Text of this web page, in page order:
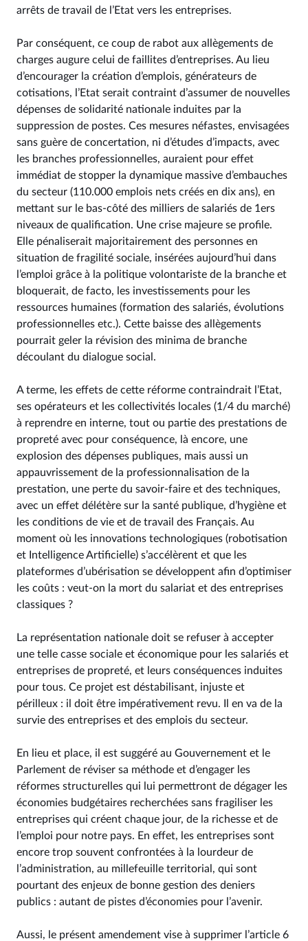
arrêts de travail de l’Etat vers les entreprises.
Par conséquent, ce coup de rabot aux allègements de
charges augure celui de faillites d’entreprises. Au lieu
d’encourager la création d’emplois, générateurs de
cotisations, l’Etat serait contraint d’assumer de nouvelles
dépenses de solidarité nationale induites par la
suppression de postes. Ces mesures néfastes, envisagées
sans guère de concertation, ni d’études d’impacts, avec
les branches professionnelles, auraient pour effet
immédiat de stopper la dynamique massive d’embauches
du secteur (110.000 emplois nets créés en dix ans), en
mettant sur le bas-côté des milliers de salariés de 1ers
niveaux de qualification. Une crise majeure se profile.
Elle pénaliserait majoritairement des personnes en
situation de fragilité sociale, insérées aujourd’hui dans
l’emploi grâce à la politique volontariste de la branche et
bloquerait, de facto, les investissements pour les
ressources humaines (formation des salariés, évolutions
professionnelles etc.). Cette baisse des allègements
pourrait geler la révision des minima de branche
découlant du dialogue social.
A terme, les effets de cette réforme contraindrait l’Etat,
ses opérateurs et les collectivités locales (1/4 du marché)
à reprendre en interne, tout ou partie des prestations de
propreté avec pour conséquence, là encore, une
explosion des dépenses publiques, mais aussi un
appauvrissement de la professionnalisation de la
prestation, une perte du savoir-faire et des techniques,
avec un effet délétère sur la santé publique, d’hygiène et
les conditions de vie et de travail des Français. Au
moment où les innovations technologiques (robotisation
et Intelligence Artificielle) s’accélèrent et que les
plateformes d’ubérisation se développent afin d’optimiser
les coûts : veut-on la mort du salariat et des entreprises
classiques ?
La représentation nationale doit se refuser à accepter
une telle casse sociale et économique pour les salariés et
entreprises de propreté, et leurs conséquences induites
pour tous. Ce projet est déstabilisant, injuste et
périlleux : il doit être impérativement revu. Il en va de la
survie des entreprises et des emplois du secteur.
En lieu et place, il est suggéré au Gouvernement et le
Parlement de réviser sa méthode et d’engager les
réformes structurelles qui lui permettront de dégager les
économies budgétaires recherchées sans fragiliser les
entreprises qui créent chaque jour, de la richesse et de
l’emploi pour notre pays. En effet, les entreprises sont
encore trop souvent confrontées à la lourdeur de
l’administration, au millefeuille territorial, qui sont
pourtant des enjeux de bonne gestion des deniers
publics : autant de pistes d’économies pour l’avenir.
Aussi, le présent amendement vise à supprimer l’article 6